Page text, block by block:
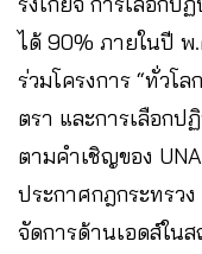
ได้ 90% ภายในปี พ.
ร่วมโครงการ “ทั่วโ
ตรา และการเลือกป
ตามคำเชิญของ
ประกาศกฎกระทรว
จัดการด้านเอดส์ใน